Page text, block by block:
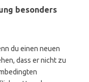
besonders
du einen neuen
dass er nicht zu